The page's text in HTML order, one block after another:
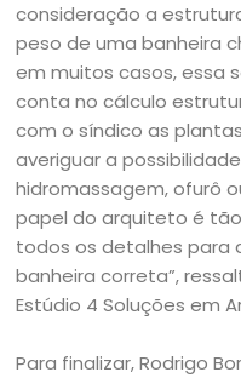
consideração a
peso de uma banheira
em muitos casos, essa
conta no cálculo
com o síndico as
averiguar a
hidromassagem, ofurô
papel do arquiteto é
todos os detalhes para
banheira correta”,
Estúdio 4 Soluções em
Para finalizar, Rodrigo